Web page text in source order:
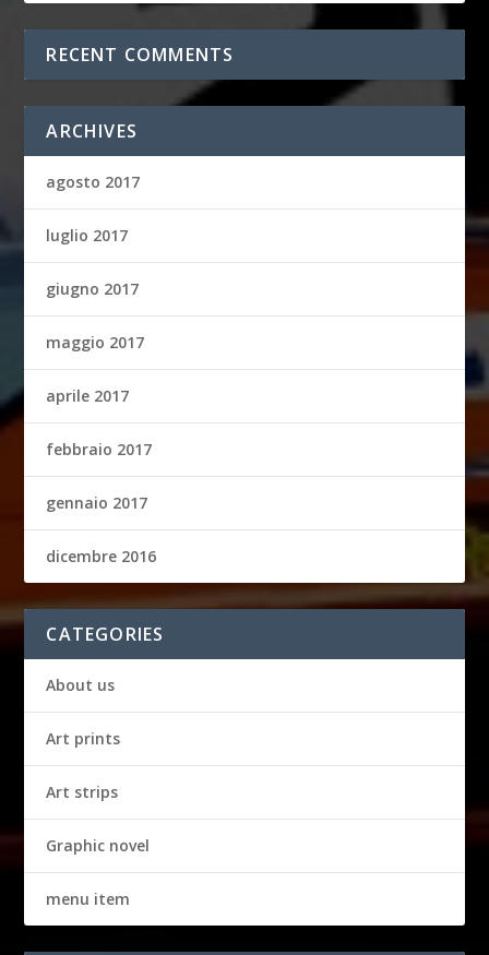
RECENT COMMENTS
ARCHIVES
agosto 2017
luglio 2017
giugno 2017
maggio 2017
aprile 2017
febbraio 2017
gennaio 2017
dicembre 2016
CATEGORIES
About us
Art prints
Art strips
Graphic novel
menu item